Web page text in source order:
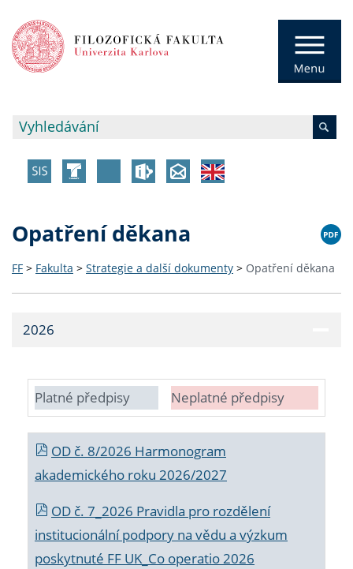
Opatření děkana
FF > Fakulta > Strategie a další dokumenty > Opatření děkana
2026
Platné předpisy Neplatné předpisy
OD č. 8/2026 Harmonogram
akademického roku 2026/2027
OD č. 7_2026 Pravidla pro rozdělení
institucionální podpory na vědu a výzkum
poskytnuté FF UK_Co operatio 2026